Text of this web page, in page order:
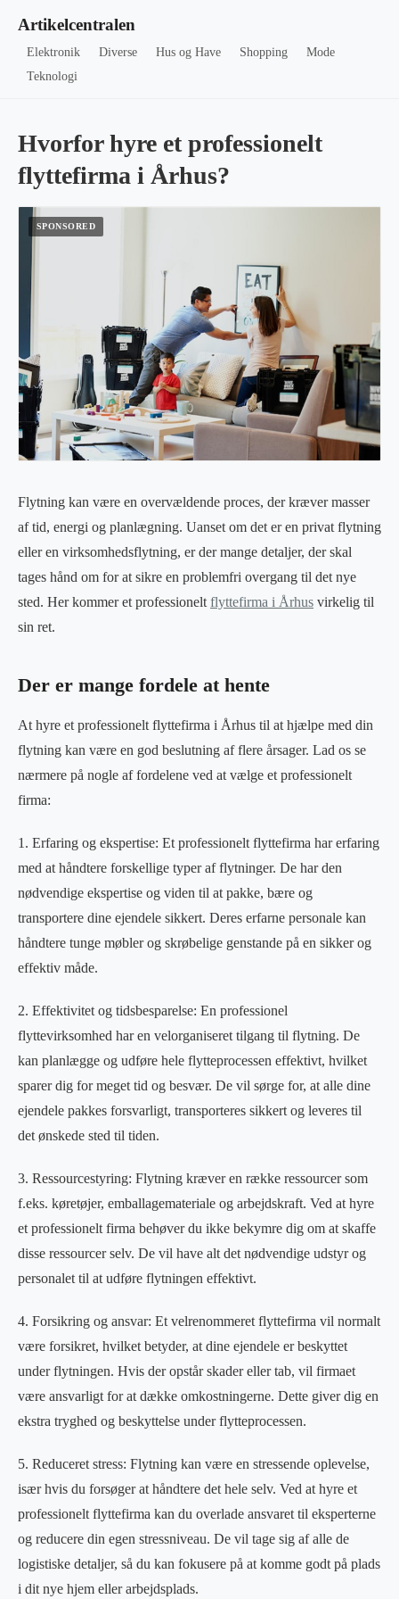
Artikelcentralen
Elektronik Diverse Hus og Have Shopping
Mode
Teknologi
Hvorfor hyre et professionelt
flyttefirma i Århus?
Flytning kan være en overvældende proces, der kræver masser
af tid, energi og planlægning. Uanset om det er en privat flytning
eller en virksomhedsflytning, er der mange detaljer, der skal
tages hånd om for at sikre en problemfri overgang til det nye
sted. Her kommer et professionelt flyttefirma i Århus virkelig til
sin ret.
Der er mange fordele at hente
At hyre et professionelt flyttefirma i Århus til at hjælpe med din
flytning kan være en god beslutning af flere årsager. Lad os se
nærmere på nogle af fordelene ved at vælge et professionelt
firma:
1. Erfaring og ekspertise: Et professionelt flyttefirma har erfaring
med at håndtere forskellige typer af flytninger. De har den
nødvendige ekspertise og viden til at pakke, bære og
transportere dine ejendele sikkert. Deres erfarne personale kan
håndtere tunge møbler og skrøbelige genstande på en sikker og
effektiv måde.
2. Effektivitet og tidsbesparelse: En professionel
flyttevirksomhed har en velorganiseret tilgang til flytning. De
kan planlægge og udføre hele flytteprocessen effektivt, hvilket
sparer dig for meget tid og besvær. De vil sørge for, at alle dine
ejendele pakkes forsvarligt, transporteres sikkert og leveres til
det ønskede sted til tiden.
3. Ressourcestyring: Flytning kræver en række ressourcer som
f.eks. køretøjer, emballagemateriale og arbejdskraft. Ved at hyre
et professionelt firma behøver du ikke bekymre dig om at skaffe
disse ressourcer selv. De vil have alt det nødvendige udstyr og
personalet til at udføre flytningen effektivt.
4. Forsikring og ansvar: Et velrenommeret flyttefirma vil normalt
være forsikret, hvilket betyder, at dine ejendele er beskyttet
under flytningen. Hvis der opstår skader eller tab, vil firmaet
være ansvarligt for at dække omkostningerne. Dette giver dig en
ekstra tryghed og beskyttelse under flytteprocessen.
5. Reduceret stress: Flytning kan være en stressende oplevelse,
især hvis du forsøger at håndtere det hele selv. Ved at hyre et
professionelt flyttefirma kan du overlade ansvaret til eksperterne
og reducere din egen stressniveau. De vil tage sig af alle de
logistiske detaljer, så du kan fokusere på at komme godt på plads
i dit nye hjem eller arbejdsplads.